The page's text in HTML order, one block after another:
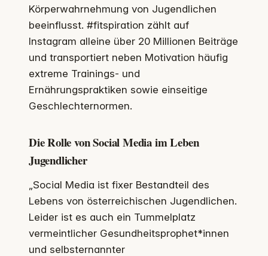
Körperwahrnehmung von Jugendlichen
beeinflusst. #fitspiration zählt auf
Instagram alleine über 20 Millionen Beiträge
und transportiert neben Motivation häufig
extreme Trainings- und
Ernährungspraktiken sowie einseitige
Geschlechternormen.
Die Rolle von Social Media im Leben
Jugendlicher
„Social Media ist fixer Bestandteil des
Lebens von österreichischen Jugendlichen.
Leider ist es auch ein Tummelplatz
vermeintlicher Gesundheitsprophet*innen
und selbsternannter